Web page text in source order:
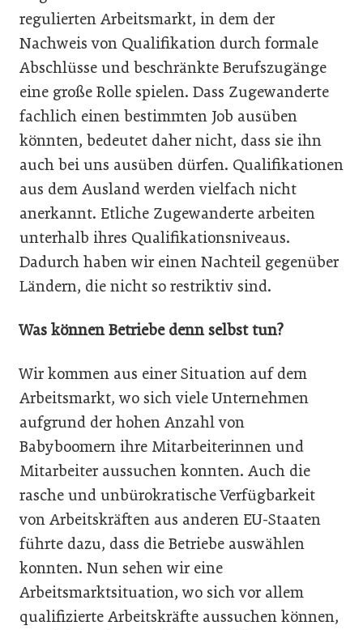
regulierten Arbeitsmarkt, in dem der
Nachweis von Qualifikation durch formale
Abschlüsse und beschränkte Berufszugänge
eine große Rolle spielen. Dass Zugewanderte
fachlich einen bestimmten Job ausüben
könnten, bedeutet daher nicht, dass sie ihn
auch bei uns ausüben dürfen. Qualifikationen
aus dem Ausland werden vielfach nicht
anerkannt. Etliche Zugewanderte arbeiten
unterhalb ihres Qualifikationsniveaus.
Dadurch haben wir einen Nachteil gegenüber
Ländern, die nicht so restriktiv sind.
Was können Betriebe denn selbst tun?
Wir kommen aus einer Situation auf dem
Arbeitsmarkt, wo sich viele Unternehmen
aufgrund der hohen Anzahl von
Babyboomern ihre Mitarbeiterinnen und
Mitarbeiter aussuchen konnten. Auch die
rasche und unbürokratische Verfügbarkeit
von Arbeitskräften aus anderen EU-Staaten
führte dazu, dass die Betriebe auswählen
konnten. Nun sehen wir eine
Arbeitsmarktsituation, wo sich vor allem
qualifizierte Arbeitskräfte aussuchen können,